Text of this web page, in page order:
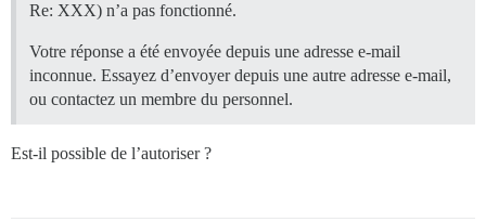
Re: XXX) n’a pas fonctionné.
Votre réponse a été envoyée depuis une adresse e-mail
inconnue. Essayez d’envoyer depuis une autre adresse e-mail,
ou contactez un membre du personnel.
Est-il possible de l’autoriser ?